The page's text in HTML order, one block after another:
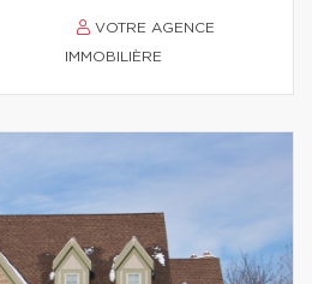
IMMOBILIÈRE